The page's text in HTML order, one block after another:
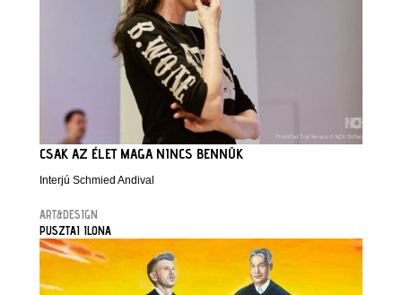
CSAK AZ ÉLET MAGA NINCS BENNÜK
Interjú Schmied Andival
ART&DESIGN
PUSZTAI ILONA